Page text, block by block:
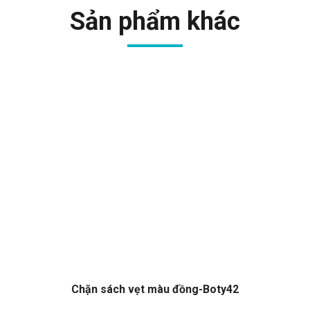
Sản phẩm khác
Chặn sách vẹt màu đồng-Boty42